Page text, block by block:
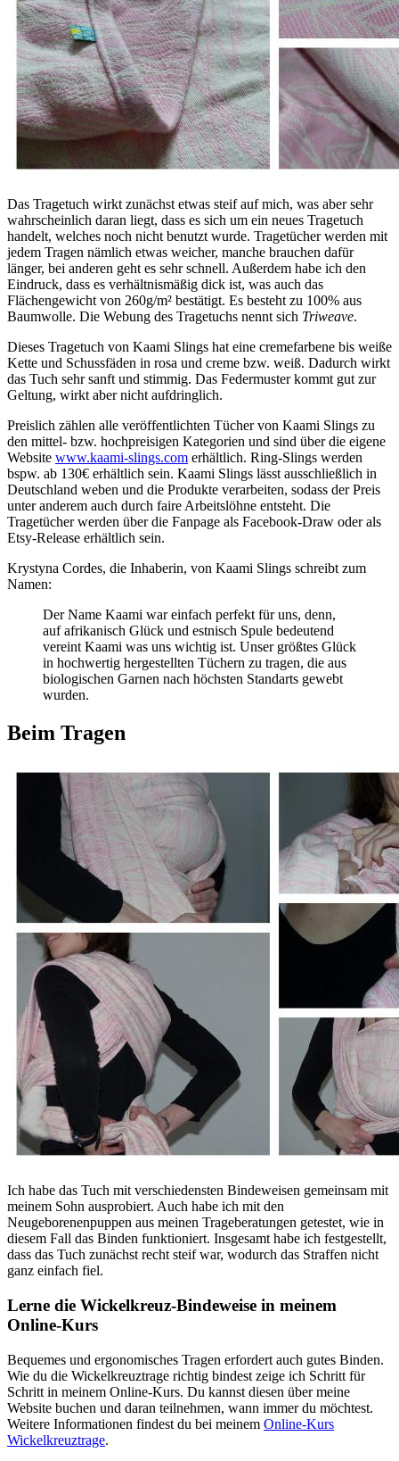
Das Tragetuch wirkt zunächst etwas steif auf mich, was aber sehr
wahrscheinlich daran liegt, dass es sich um ein neues Tragetuch
handelt, welches noch nicht benutzt wurde. Tragetücher werden mit
jedem Tragen nämlich etwas weicher, manche brauchen dafür
länger, bei anderen geht es sehr schnell. Außerdem habe ich den
Eindruck, dass es verhältnismäßig dick ist, was auch das
Flächengewicht von 260g/m² bestätigt. Es besteht zu 100% aus
Baumwolle. Die Webung des Tragetuchs nennt sich Triweave.
Dieses Tragetuch von Kaami Slings hat eine cremefarbene bis weiße
Kette und Schussfäden in rosa und creme bzw. weiß. Dadurch wirkt
das Tuch sehr sanft und stimmig. Das Federmuster kommt gut zur
Geltung, wirkt aber nicht aufdringlich.
Preislich zählen alle veröffentlichten Tücher von Kaami Slings zu
den mittel- bzw. hochpreisigen Kategorien und sind über die eigene
Website www.kaami-slings.com erhältlich. Ring-Slings werden
bspw. ab 130€ erhältlich sein. Kaami Slings lässt ausschließlich in
Deutschland weben und die Produkte verarbeiten, sodass der Preis
unter anderem auch durch faire Arbeitslöhne entsteht. Die
Tragetücher werden über die Fanpage als Facebook-Draw oder als
Etsy-Release erhältlich sein.
Krystyna Cordes, die Inhaberin, von Kaami Slings schreibt zum
Namen:
Der Name Kaami war einfach perfekt für uns, denn,
auf afrikanisch Glück und estnisch Spule bedeutend
vereint Kaami was uns wichtig ist. Unser größtes Glück
in hochwertig hergestellten Tüchern zu tragen, die aus
biologischen Garnen nach höchsten Standarts gewebt
wurden.
Beim Tragen
Ich habe das Tuch mit verschiedensten Bindeweisen gemeinsam mit
meinem Sohn ausprobiert. Auch habe ich mit den
Neugeborenenpuppen aus meinen Trageberatungen getestet, wie in
diesem Fall das Binden funktioniert. Insgesamt habe ich festgestellt,
dass das Tuch zunächst recht steif war, wodurch das Straffen nicht
ganz einfach fiel.
Lerne die Wickelkreuz-Bindeweise in meinem
Online-Kurs
Bequemes und ergonomisches Tragen erfordert auch gutes Binden.
Wie du die Wickelkreuztrage richtig bindest zeige ich Schritt für
Schritt in meinem Online-Kurs. Du kannst diesen über meine
Website buchen und daran teilnehmen, wann immer du möchtest.
Weitere Informationen findest du bei meinem Online-Kurs
Wickelkreuztrage.